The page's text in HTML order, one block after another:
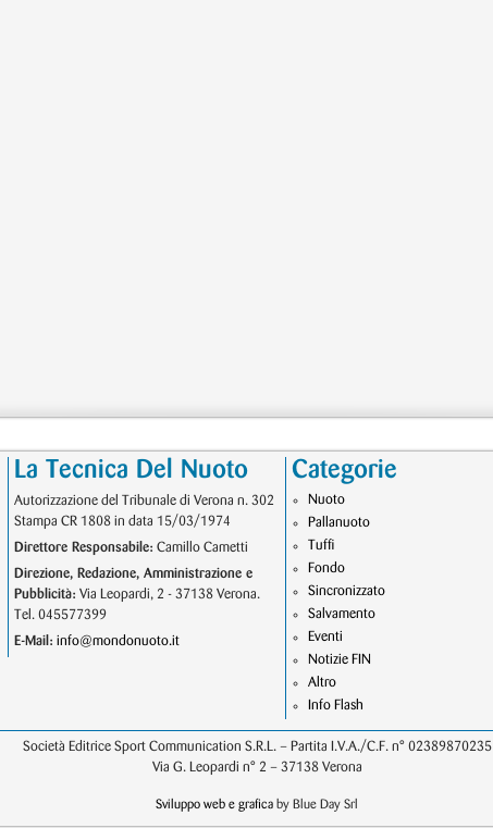
La Tecnica Del Nuoto
Autorizzazione del Tribunale di Verona n. 302
Stampa CR 1808 in data 15/03/1974
Direttore Responsabile: Camillo Cametti
Direzione, Redazione, Amministrazione e
Pubblicità: Via Leopardi, 2 - 37138 Verona.
Tel. 045577399
E-Mail: info@mondonuoto.it
Categorie
Nuoto
Pallanuoto
Tuffi
Fondo
Sincronizzato
Salvamento
Eventi
Notizie FIN
Altro
Info Flash
Società Editrice Sport Communication S.R.L. – Partita I.V.A./C.F. n° 02389870235
Via G. Leopardi n° 2 – 37138 Verona
Sviluppo web e grafica by Blue Day Srl